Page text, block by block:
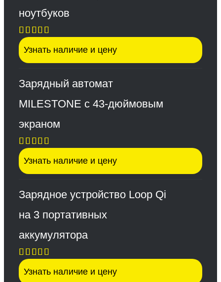
ноутбуков
Оценка
5.00из 5
Узнать наличие и цену
Зарядный автомат
MILESTONE с 43-дюймовым
экраном
Оценка
5.00из 5
Узнать наличие и цену
Зарядное устройство Loop Qi
на 3 портативных
аккумулятора
Оценка
5.00из 5
Узнать наличие и цену